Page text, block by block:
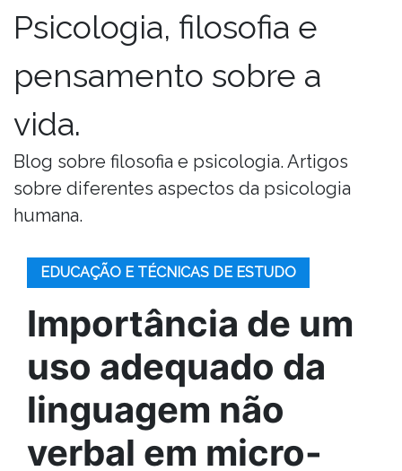
Psicologia, filosofia e
pensamento sobre a
vida.
Blog sobre filosofia e psicologia. Artigos
sobre diferentes aspectos da psicologia
humana.
EDUCAÇÃO E TÉCNICAS DE ESTUDO
Importância de um
uso adequado da
linguagem não
verbal em micro-